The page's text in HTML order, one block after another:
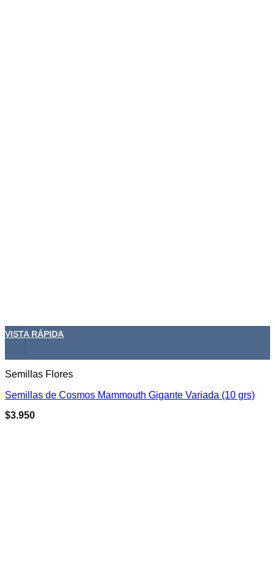
+
VISTA RÁPIDA
Semillas Flores
Semillas de Cosmos Mammouth Gigante Variada (10 grs)
$3.950